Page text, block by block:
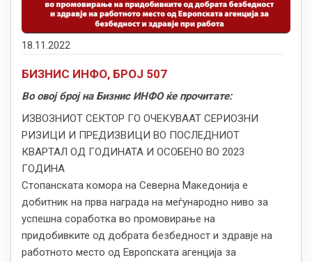
18.11.2022
БИЗНИС ИНФО, БРОЈ 507
Во овој број на Бизнис ИНФО ќе прочитате:
ИЗВОЗНИОТ СЕКТОР ГО ОЧЕКУВААТ СЕРИОЗНИ
РИЗИЦИ И ПРЕДИЗВИЦИ ВО ПОСЛЕДНИОТ
КВАРТАЛ ОД ГОДИНАТА И ОСОБЕНО ВО 2023
ГОДИНА
Стопанската комора на Северна Македонија е
добитник на прва награда на меѓународно ниво за
успешна соработка во промовирање на
придобивките од добрата безбедност и здравје на
работното место од Европската агенција за